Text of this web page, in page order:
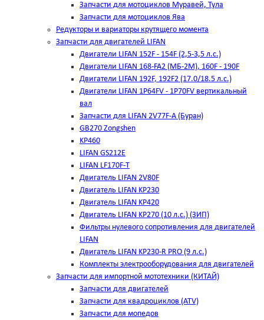
Запчасти для мотоциклов Муравей, Тула
Запчасти для мотоциклов Ява
Редукторы и вариаторы крутящего момента
Запчасти для двигателей LIFAN
Двигатели LIFAN 152F - 154F (2,5-3,5 л.с.)
Двигатели LIFAN 168-FA2 (МБ-2М), 160F - 190F
Двигатели LIFAN 192F, 192F2 (17.0/18.5 л.с.)
Двигатели LIFAN 1Р64FV - 1Р70FV вертикальный
вал
Запчасти для LIFAN 2V77F-A (Буран)
GB270 Zongshen
KP460
LIFAN GS212E
LIFAN LF170F-T
Двигатель LIFAN 2V80F
Двигатель LIFAN KP230
Двигатель LIFAN KP420
Двигатель LIFAN KP270 (10 л.с.) (ЗИП)
Фильтры нулевого сопротивления для двигателей
LIFAN
Двигатель LIFAN KP230-R PRO (9 л.с.)
Комплекты электрооборудования для двигателей
Запчасти для импортной мототехники (КИТАЙ)
Запчасти для двигателей
Запчасти для квадроциклов (ATV)
Запчасти для мопедов